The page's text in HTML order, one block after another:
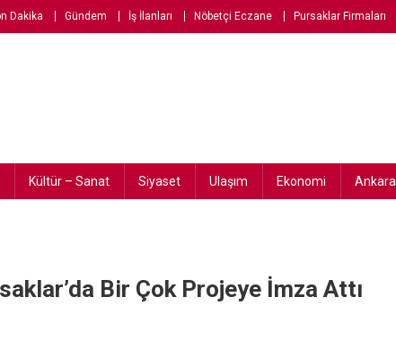
Dakika Gündem İş İlanları Nöbetçi Eczane Pursaklar Firmaları
Kültür – Sanat Siyaset Ulaşım Ekonomi Ankara
Bir Çok Projeye İmza Attı